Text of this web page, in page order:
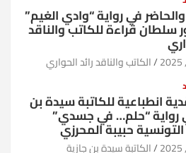
في رواية “وادي الغيم”
سلطان قراءة للكاتب والناقد
الكاتب والناقد رائد الحواري
انطباعية للكاتبة سيدة بن
رواية “حلم… في جسدي”
حبيبة المحرزي
الكاتبة سيدة بن جازية